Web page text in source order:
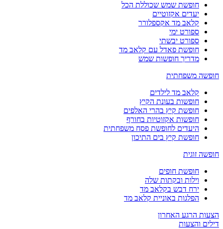
חופשת שמש שכוללת הכל
יעדים אקזוטיים
קלאב מד אקספלורר
ספורט ימי
ספורט יבשתי
חופשת פאדל עם קלאב מד
מדריך חופשות שמש
חופשה משפחתית
קלאב מד לילדים
חופשות בעונת הקיץ
חופשת קיץ בהרי האלפים
חופשות אקזוטיות בחורף
היעדים לחופשת פסח משפחתית
חופשת קיץ בים התיכון
חופשה זוגית
חופשת חופים
וילות ובקתות שלה
ירח דבש בקלאב מד
הפלגות באוניית קלאב מד
הצעות הרגע האחרון
דילים והצעות